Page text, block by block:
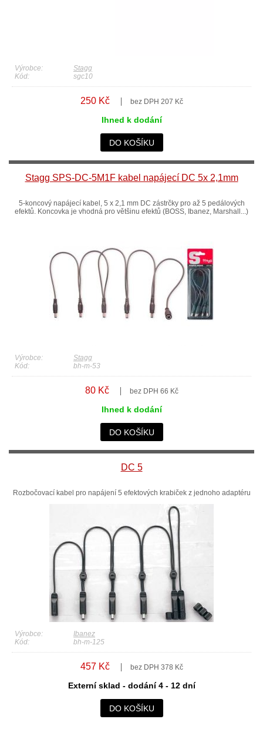
Výrobce:
Stagg
Kód:
sgc10
250 Kč bez DPH 207 Kč
Ihned k dodání
DO KOŠÍKU
Stagg SPS-DC-5M1F kabel napájecí DC 5x 2,1mm
5-koncový napájecí kabel, 5 x 2,1 mm DC zástrčky pro až 5 pedálových
efektů. Koncovka je vhodná pro většinu efektů (BOSS, Ibanez, Marshall...)
Výrobce:
Stagg
Kód:
bh-m-53
80 Kč bez DPH 66 Kč
Ihned k dodání
DO KOŠÍKU
DC 5
Rozbočovací kabel pro napájení 5 efektových krabiček z jednoho adaptéru
Výrobce:
Ibanez
Kód:
bh-m-125
457 Kč bez DPH 378 Kč
Externí sklad - dodání 4 - 12 dní
DO KOŠÍKU